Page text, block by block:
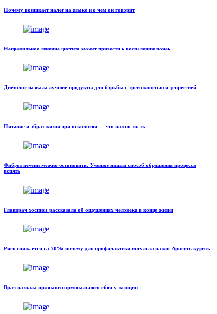
Почему возникает налет на языке и о чем он говорит
Неправильное лечение цистита может привести к воспалению почек
Диетолог назвала лучшие продукты для борьбы с тревожностью и депрессией
Питание и образ жизни при онкологии — что важно знать
Фиброз печени можно остановить: Ученые нашли способ обращения процесса
вспять
Главврач хосписа рассказала об ощущениях человека в конце жизни
Риск снижается на 50%: почему для профилактики инсульта важно бросить курить
Врач назвала признаки гормонального сбоя у женщин